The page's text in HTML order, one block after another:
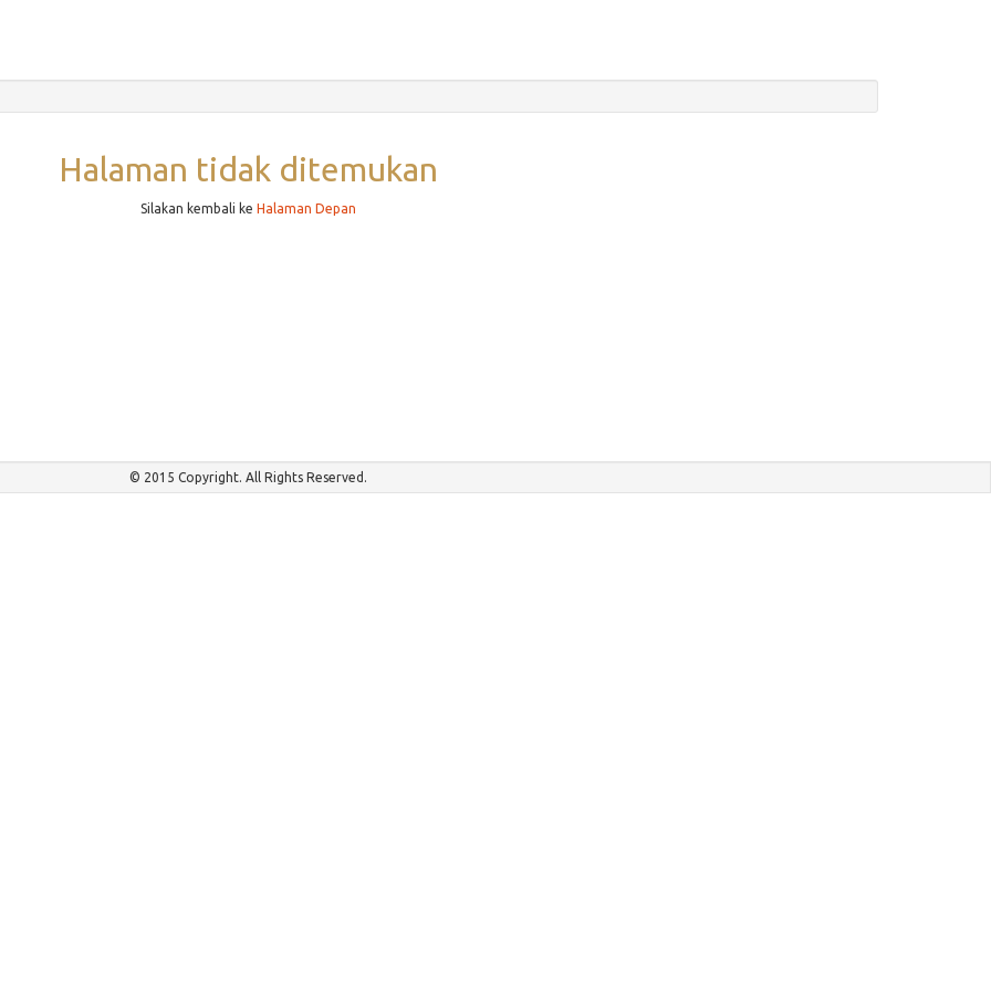
Halaman tidak ditemukan
Silakan kembali ke Halaman Depan
© 2015 Copyright. All Rights Reserved.